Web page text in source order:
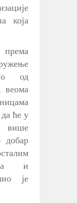
која
од
веома
ће у
више
добар
и
је